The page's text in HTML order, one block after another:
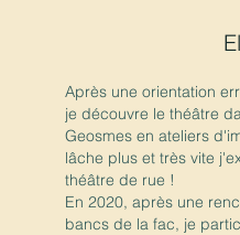
Après une orientation
je découvre le théâtre
Geosmes en ateliers
lâche plus et très vite
théâtre de rue !
En 2020, après une
bancs de la fac, je